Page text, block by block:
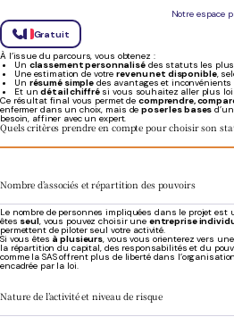
Notre espace
Gratuit
Des résultats clairs et comparables
À l’issue du parcours, vous obtenez :
Un classement personnalisédes statuts les plus
Une estimation de votrerevenu net disponible,
Un résumé simple des avantages et inconvénients
Et undétail chiffrési vous souhaitez aller plus
Ce résultat final vous permet decomprendre,
enfermer dans un choix, mais deposer les bases
besoin, affiner avec un expert.
Quels critères prendre en compte pour choisir son
Nombre d’associés et répartition des pouvoirs
Le nombre de personnes impliquées dans le projet est
êtes seul, vous pouvez choisir une entreprise
permettent de piloter seul votre activité.
Si vous êtes à plusieurs, vous vous orienterez vers une
la répartition du capital, des responsabilités et du
comme la SAS offrent plus de liberté dans
encadrée par la loi.
Nature de l’activité et niveau de risque